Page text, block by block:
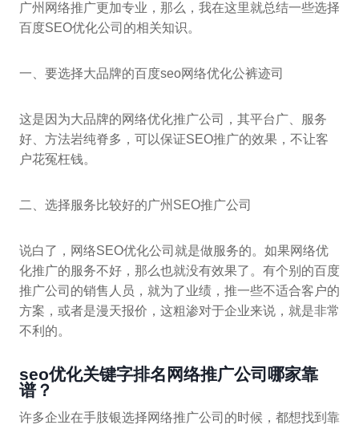
广州网络推广更加专业，那么，我在这里就总结一些选择
百度SEO优化公司的相关知识。
一、要选择大品牌的百度seo网络优化公裤迹司
这是因为大品牌的网络优化推广公司，其平台广、服务
好、方法岩纯脊多，可以保证SEO推广的效果，不让客
户花冤枉钱。
二、选择服务比较好的广州SEO推广公司
说白了，网络SEO优化公司就是做服务的。如果网络优
化推广的服务不好，那么也就没有效果了。有个别的百度
推广公司的销售人员，就为了业绩，推一些不适合客户的
方案，或者是漫天报价，这粗渗对于企业来说，就是非常
不利的。
seo优化关键字排名网络推广公司哪家靠
谱？
许多企业在手肢银选择网络推广公司的时候，都想找到靠